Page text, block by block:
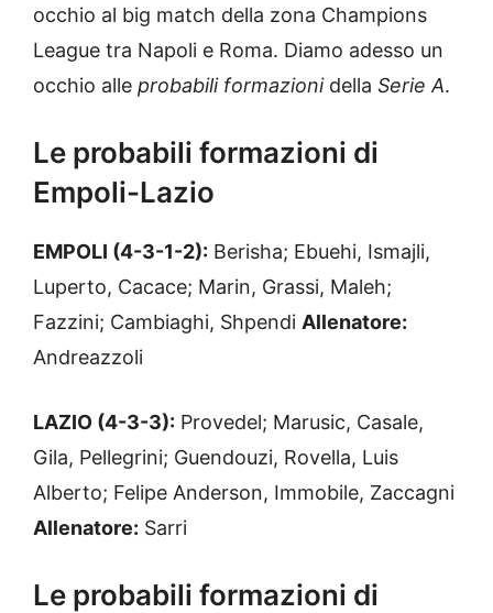
occhio al big match della zona Champions
League tra Napoli e Roma. Diamo adesso un
occhio alle probabili formazionidella Serie A.
Le probabili formazioni di
Empoli-Lazio
EMPOLI (4-3-1-2): Berisha; Ebuehi, Ismajli,
Luperto, Cacace; Marin, Grassi, Maleh;
Fazzini; Cambiaghi, Shpendi Allenatore:
Andreazzoli
LAZIO (4-3-3): Provedel; Marusic, Casale,
Gila, Pellegrini; Guendouzi, Rovella, Luis
Alberto; Felipe Anderson, Immobile, Zaccagni
Allenatore: Sarri
Le probabili formazioni di